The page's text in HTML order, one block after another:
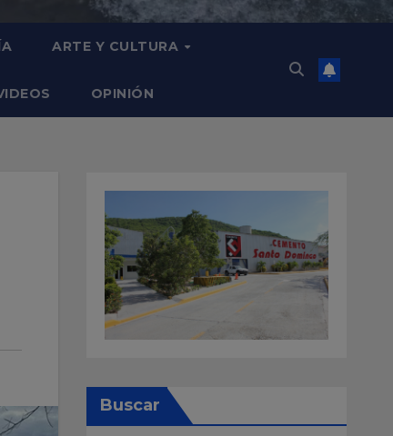
ARTE Y CULTURA
OPINIÓN
Buscar